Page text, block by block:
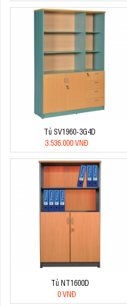
Tủ SV1960-3G4D
3.536.000 VNĐ
Tủ NT1600D
0 VNĐ